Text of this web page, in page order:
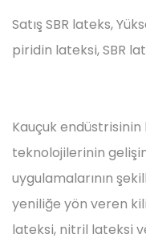
Satış SBR lateks,
piridin lateksi, SBR
Kauçuk
teknolojilerinin
uygulamalarının
yeniliğe yön veren
lateksi, nitril lateksi